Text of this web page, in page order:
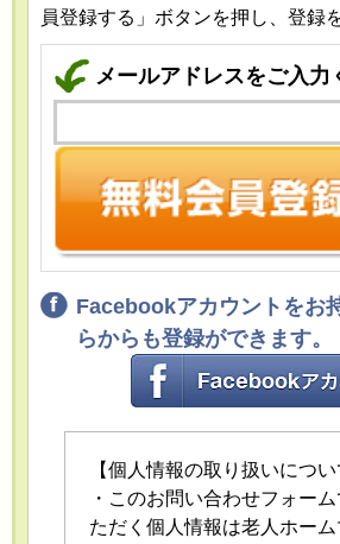
員登録する」ボタンを押し、登録
メールアドレスをご入力
Facebookアカウントをお
らからも登録ができます。
【個人情報の取り扱いについ
・このお問い合わせフォー
ただく個人情報は老人ホー